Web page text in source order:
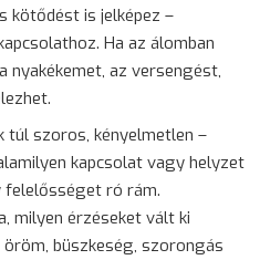
kötődést is jelképez –
Ha az álomban
nyakékemet, az versengést,
túl szoros, kényelmetlen –
kapcsolat vagy helyzet
ró rám.
milyen érzéseket vált ki
büszkeség, szorongás